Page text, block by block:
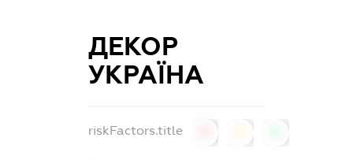
ДЕКОР
УКРАЇНА
riskFactors.title